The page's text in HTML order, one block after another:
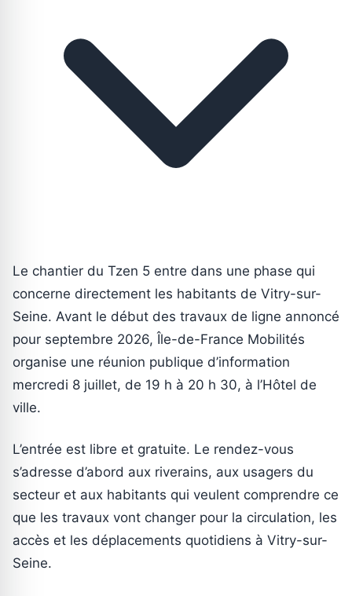
Le chantier du Tzen 5 entre dans une phase qui
concerne directement les habitants de Vitry-sur-
Seine. Avant le début des travaux de ligne annoncé
pour septembre 2026, Île-de-France Mobilités
organise une réunion publique d’information
mercredi 8 juillet, de 19 h à 20 h 30, à l’Hôtel de
ville.
L’entrée est libre et gratuite. Le rendez-vous
s’adresse d’abord aux riverains, aux usagers du
secteur et aux habitants qui veulent comprendre ce
que les travaux vont changer pour la circulation, les
accès et les déplacements quotidiens à Vitry-sur-
Seine.